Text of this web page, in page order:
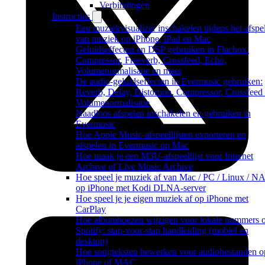
Verbindingen
Instructies
Een muziekvisualizer inschakelen tijdens het
van muziek op iPhone, iPad en Mac
Geluidseffecten en DSP gebruiken in Flacbox:
Compressor, Freeverb, Crossfeed, Echo,
Volumenormalisatie en meer
De audio-geluidseffecten in Evermusic gebruiken:
Reverb, Delay, Distortion, Compressor, Crossfeed
Volumenormalisatie
Naadloos afspelen inschakelen en gebruiken in
Evermusic
Hoe Apple Music-afspeellijsten exporteren en
afspelen in Evermusic op Mac
Hoe maak je een M3U-afspeellijst voor Internet
Archive of Live Music Archive
Hoe speel je muziek af van Mac / PC / Linux /
op iPhone met Kodi DLNA-server
Hoe speel je je eigen muziek af op iPhone met
CarPlay
Hoe albumhoezen wijzigen voor lokale nummers
Spotify: stap-voor-stap handleiding (mobiel en
desktop)
Hoe songteksten bewerken voor audiobestanden
iPhone of MAC